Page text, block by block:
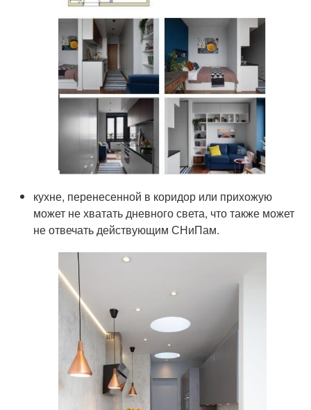
кухне, перенесенной в коридор или прихожую
может не хватать дневного света, что также может
не отвечать действующим СНиПам.